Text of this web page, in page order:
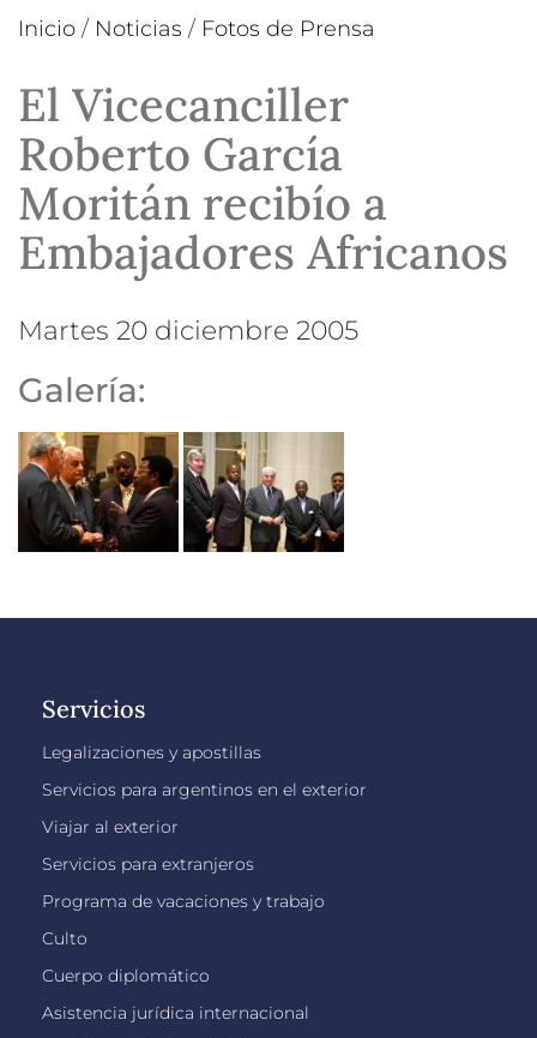
Inicio / Noticias / Fotos de Prensa
El Vicecanciller
Roberto García
Moritán recibío a
Embajadores Africanos
martes 20 diciembre 2005
Galería:
Servicios
Legalizaciones y apostillas
Servicios para argentinos en el exterior
Viajar al exterior
Servicios para extranjeros
Programa de vacaciones y trabajo
Culto
Cuerpo diplomático
Asistencia jurídica internacional